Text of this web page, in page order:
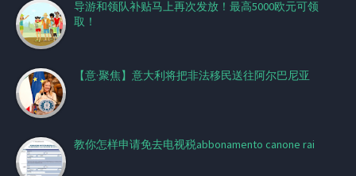
导游和领队补贴马上再次发放！最高5000欧元可领
取！
【意·聚焦】意大利将把非法移民送往阿尔巴尼亚
教你怎样申请免去电视税abbonamento canone rai